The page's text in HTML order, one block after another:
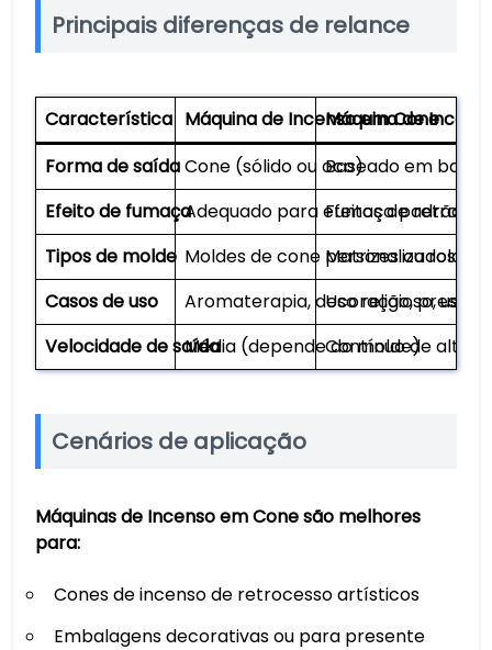
Principais diferenças de relance
Característica Máquina de Incenso em Cone
Máquina de
Forma de saídaCone (sólido ou oco)Baseado em
Efeito de fumaçaAdequado para efeitos de
Fumaça padrão
Tipos de molde Moldes de cone personalizados
Matrizes ou rolos
Casos de uso
Aromaterapia, decoração,
Uso religioso, uso
Velocidade de saídaMédia (depende do molde)
Contínuo de alta
Cenários de aplicação
Máquinas de Incenso em Cone são melhores
para:
Cones de incenso de retrocesso artísticos
Embalagens decorativas ou para presente